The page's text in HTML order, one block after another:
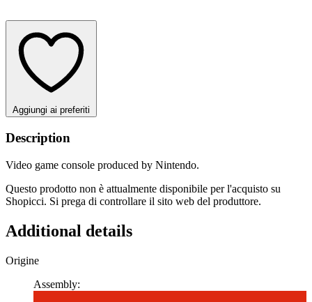
Aggiungi ai preferiti
Description
Video game console produced by Nintendo.
Questo prodotto non è attualmente disponibile per l'acquisto su
Shopicci. Si prega di controllare il sito web del produttore.
Additional details
Origine
Assembly: